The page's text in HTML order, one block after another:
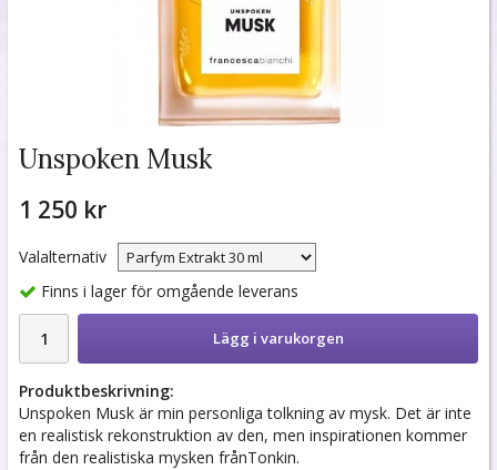
Unspoken Musk
1 250 kr
Valalternativ
Finns i lager för omgående leverans
Lägg i varukorgen
Produktbeskrivning:
Unspoken Musk är min personliga tolkning av mysk. Det är inte
en realistisk rekonstruktion av den, men inspirationen kommer
från den realistiska mysken frånTonkin.